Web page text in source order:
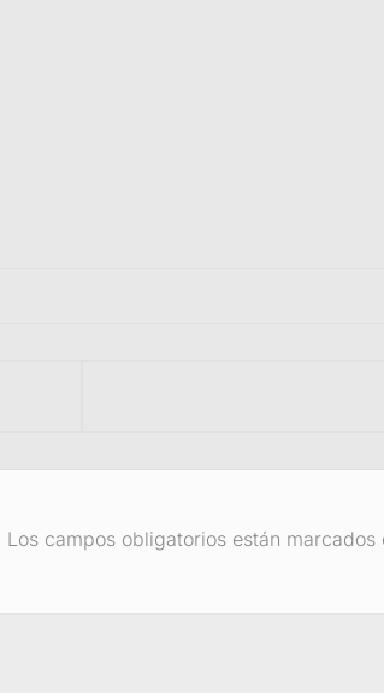
Los campos obligatorios están marcados